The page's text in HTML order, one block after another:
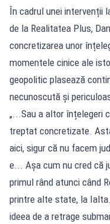
În cadrul unei intervenții
de la Realitatea Plus,
concretizarea unor
momentele cinice ale
geopolitic plasează
necunoscută și
„...Sau a altor înțelegeri
treptat concretizate.
aici, sigur că nu facem
e... Așa cum nu cred că
primul rând atunci când
printre alte state, la
ideea de a retrage